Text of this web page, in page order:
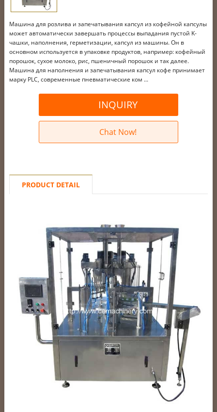
Машина для розлива и запечатывания капсул из кофейной капсулы
может автоматически завершать процессы выпадания пустой K-
чашки, наполнения, герметизации, капсул из машины. Он в
основном используется в упаковке продуктов, например: кофейный
порошок, сухое молоко, рис, пшеничный порошок и так далее.
Машина для наполнения и запечатывания капсул кофе принимает
марку PLC, современные пневматические ком ...
INQUIRY
Chat Now!
PRODUCT DETAIL